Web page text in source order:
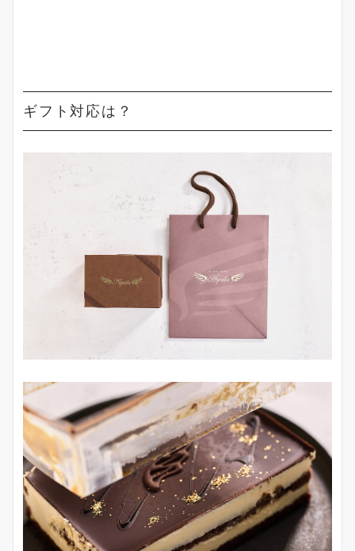
ギフト対応は？